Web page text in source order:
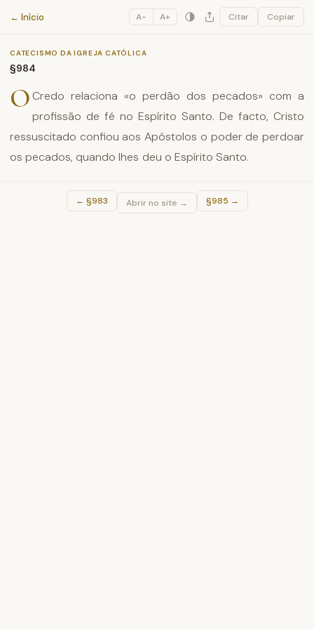
Catecismo da Igreja Católica
← Início A− A+ Citar Copiar
CATECISMO DA IGREJA CATÓLICA
§984
OCredo relaciona «o perdão dos pecados» com a
profissão de fé no Espírito Santo. De facto, Cristo
ressuscitado confiou aos Apóstolos o poder de perdoar
os pecados, quando lhes deu o Espírito Santo.
← §983 Abrir no site → §985 →